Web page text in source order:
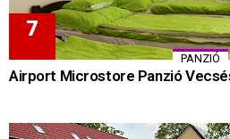
PANZIÓ
Airport Microstore Panzió